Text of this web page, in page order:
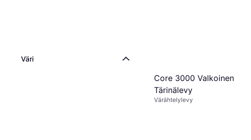
Väri
Core 3000 Valkoinen
Tärinälevy
Värähtelylevy